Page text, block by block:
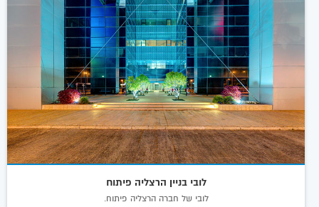
לובי בניין הרצליה פיתוח
לובי של חברה הרצליה פיתוח.